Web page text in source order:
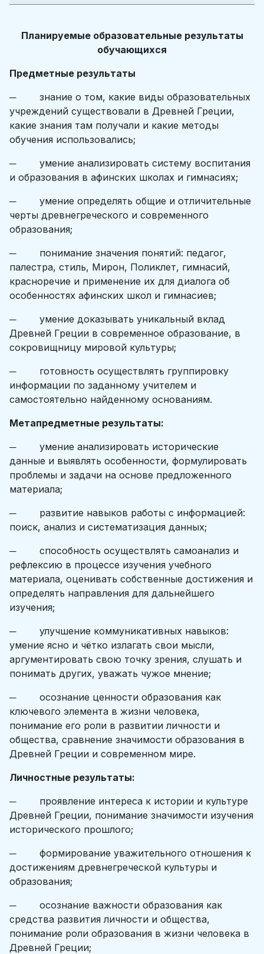
Планируемые образовательные результаты
обучающихся
Предметные результаты
─ знание о том, какие виды образовательных
учреждений существовали в Древней Греции,
какие знания там получали и какие методы
обучения использовались;
─ умение анализировать систему воспитания
и образования в афинских школах и гимнасиях;
─ умение определять общие и отличительные
черты древнегреческого и современного
образования;
─ понимание значения понятий: педагог,
палестра, стиль, Мирон, Поликлет, гимнасий,
красноречие и применение их для диалога об
особенностях афинских школ и гимнасиев;
─ умение доказывать уникальный вклад
Древней Греции в современное образование, в
сокровищницу мировой культуры;
─ готовность осуществлять группировку
информации по заданному учителем и
самостоятельно найденному основаниям.
Метапредметные результаты:
─ умение анализировать исторические
данные и выявлять особенности, формулировать
проблемы и задачи на основе предложенного
материала;
─ развитие навыков работы с информацией:
поиск, анализ и систематизация данных;
─ способность осуществлять самоанализ и
рефлексию в процессе изучения учебного
материала, оценивать собственные достижения и
определять направления для дальнейшего
изучения;
─ улучшение коммуникативных навыков:
умение ясно и чётко излагать свои мысли,
аргументировать свою точку зрения, слушать и
понимать других, уважать чужое мнение;
─ осознание ценности образования как
ключевого элемента в жизни человека,
понимание его роли в развитии личности и
общества, сравнение значимости образования в
Древней Греции и современном мире.
Личностные результаты:
─ проявление интереса к истории и культуре
Древней Греции, понимание значимости изучения
исторического прошлого;
─ формирование уважительного отношения к
достижениям древнегреческой культуры и
образования;
─ осознание важности образования как
средства развития личности и общества,
понимание роли образования в жизни человека в
Древней Греции;